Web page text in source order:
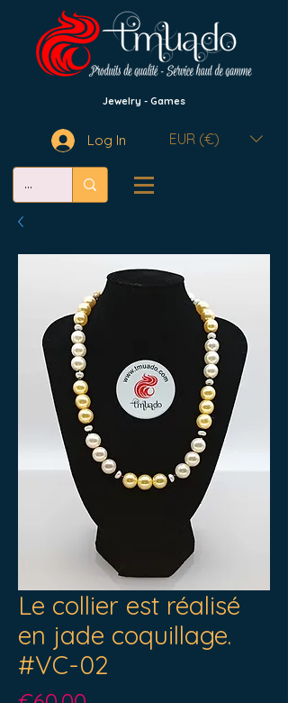
Jewelry - Games
Log In EUR (€)
Le collier est réalisé
en jade coquillage.
#VC-02